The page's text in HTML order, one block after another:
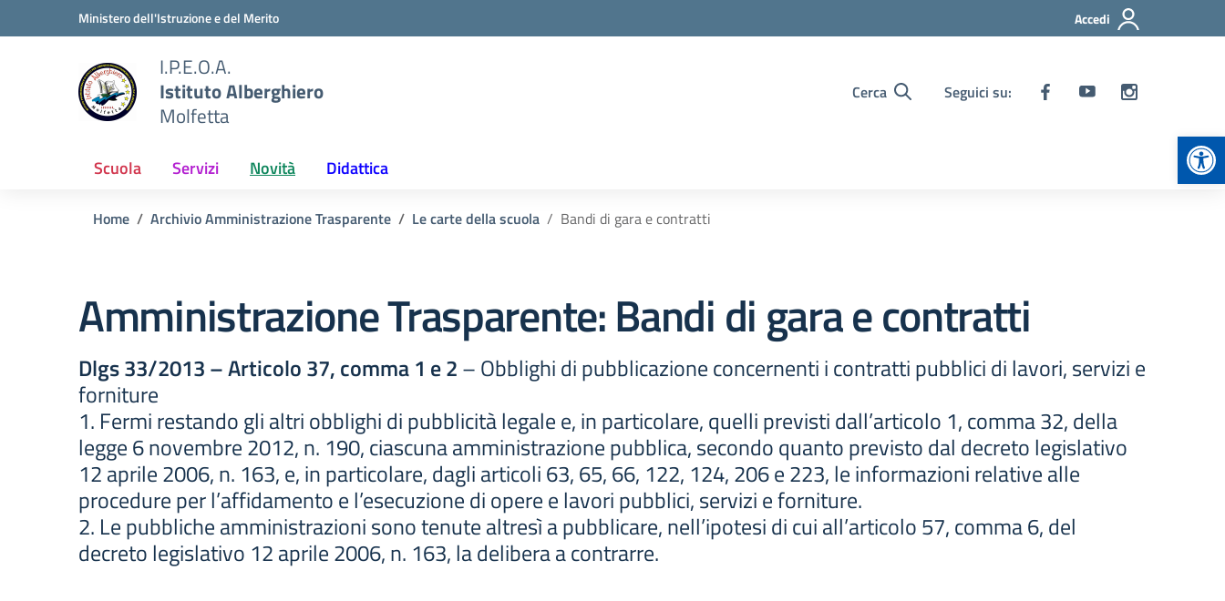
Vai ai contenuti
Vai al menu di navigazioneMinistero dell'Istruzione e del Merito Accedi
I.P.E.O.A.
Istituto Alberghiero
Molfetta
Cerca Seguici su:
Scuola Servizi Novità Didattica
Home Archivio Amministrazione Trasparente Le carte della scuola Bandi di gara e contratti
Amministrazione Trasparente:Bandi di gara e contratti
Dlgs 33/2013 – Articolo 37, comma 1 e 2– Obblighi di pubblicazione concernenti i contratti pubblici di lavori, servizi e
forniture
1. Fermi restando gli altri obblighi di pubblicità legale e, in particolare, quelli previsti dall’articolo 1, comma 32, della
legge 6 novembre 2012, n. 190, ciascuna amministrazione pubblica, secondo quanto previsto dal decreto legislativo
12 aprile 2006, n. 163, e, in particolare, dagli articoli 63, 65, 66, 122, 124, 206 e 223, le informazioni relative alle
procedure per l’affidamento e l’esecuzione di opere e lavori pubblici, servizi e forniture.
2. Le pubbliche amministrazioni sono tenute altresì a pubblicare, nell’ipotesi di cui all’articolo 57, comma 6, del
decreto legislativo 12 aprile 2006, n. 163, la delibera a contrarre.